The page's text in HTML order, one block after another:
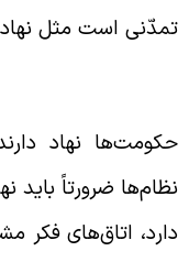
است مثل نهاد.
نهاد
ضرورتاً باید
اتاق‌های فکر